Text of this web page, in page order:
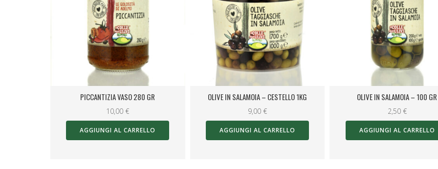
OLIVE IN SALAMOIA – CESTELLO 1KG
9,00 €
AGGIUNGI AL CARRELLO
OLIVE IN SALAMOIA – 100 GR
2,50 €
AGGIUNGI AL CARRELLO
PESTO SENZ’AGLIO VASO 250 GR
8,00€
AGGIUNGI AL CARRELLO